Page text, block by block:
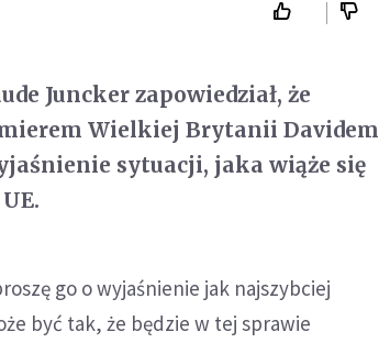
Juncker zapowiedział, że
Wielkiej Brytanii Davidem
sytuacji, jaka wiąże się
go o wyjaśnienie jak najszybciej
być tak, że będzie w tej sprawie